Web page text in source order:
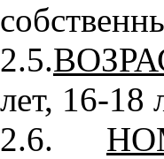
2.5.
лет, 16-18
2.6.